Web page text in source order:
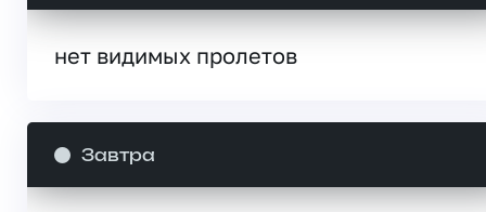
нет видимых пролетов
Завтра